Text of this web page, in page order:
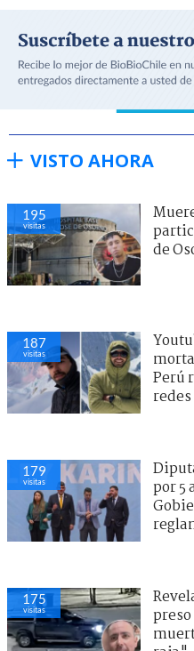
VISTO AHORA
195
visitas
de
187
visitas
Perú
redes
179
visitas
por 5
175
visitas